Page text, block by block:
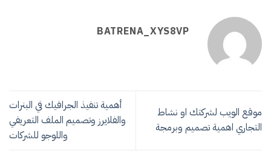
BATRENA_XYS8VP
موقع الويب لشركتك او نشاط
التجاري اهمية تصميم وبرمجة
أهمية تنفيذ الجرافيك في البنرات
والفلايرز وتصميم الملف التعريفي
واللوجو للشركات